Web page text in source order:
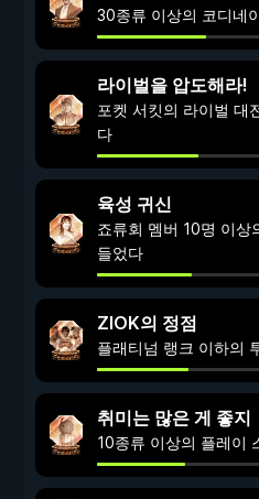
30종류 이상의 코디네
라이벌을 압도해라!
포켓 서킷의 라이벌 대
다
육성 귀신
죠류회 멤버 10명 이상
들었다
ZIOK의 정점
플래티넘 랭크 이하의
취미는 많은 게 좋지
10종류 이상의 플레이